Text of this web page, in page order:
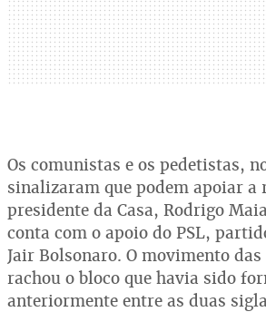
Os comunistas e os pedetistas,
sinalizaram que podem apoiar a
presidente da Casa, Rodrigo
conta com o apoio do PSL,
Jair Bolsonaro. O movimento
rachou o bloco que havia sido
anteriormente entre as duas